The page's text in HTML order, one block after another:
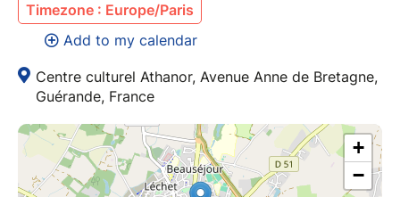
Timezone : Europe/Paris
Add to my calendar
Centre culturel Athanor, Avenue Anne de Bretagne,
Guérande, France
+
−